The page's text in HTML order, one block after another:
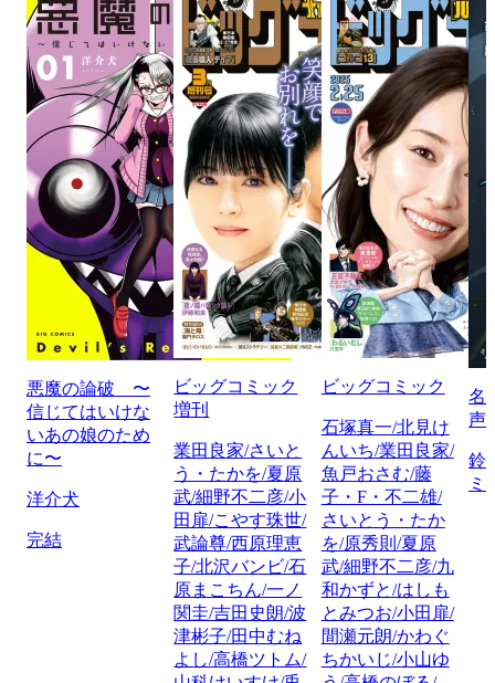
悪魔の論破 〜
信じてはいけな
いあの娘のため
に〜
洋介犬
完結
ビッグコミック
増刊
業田良家/さいと
う・たかを/夏原
武/細野不二彦/小
田扉/こやす珠世/
武論尊/西原理恵
子/北沢バンビ/石
原まこちん/一ノ
関圭/吉田史朗/波
津彬子/田中むね
よし/高橋ツトム/
ビッグコミック
石塚真一/北見け
んいち/業田良家/
魚戸おさむ/藤
子・F・不二雄/
さいとう・たか
を/原秀則/夏原
武/細野不二彦/九
和かずと/はしも
とみつお/小田扉/
間瀬元朗/かわぐ
ちかいじ/小山ゆ
名
声
鈴
ミ